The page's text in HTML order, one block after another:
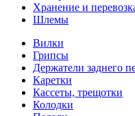
Хранение и
Шлемы
Вилки
Грипсы
Держатели заднего
Каретки
Кассеты, трещотки
Колодки